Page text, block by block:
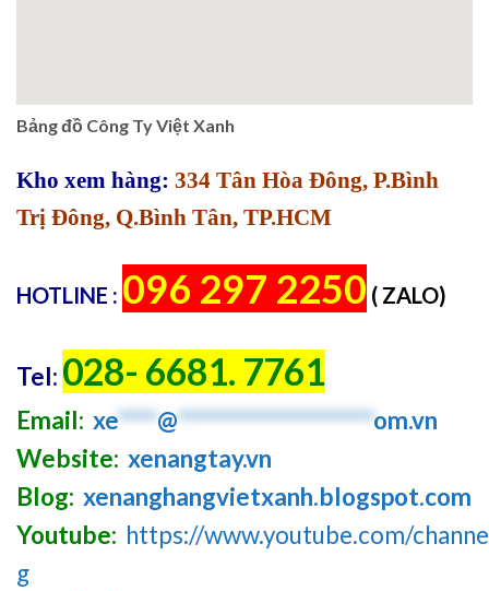
Bảng đồ Công Ty Việt Xanh
Kho xem hàng: 334 Tân Hòa Đông, P.Bình
Trị Đông, Q.Bình Tân, TP.HCM
HOTLINE : 096 297 2250 ( ZALO)
Tel: 028- 6681. 7761
Email: xe****@********************om.vn
Website: xenangtay.vn
Blog: xenanghangvietxanh.blogspot.com
Youtube: https://www.youtube.com/
g